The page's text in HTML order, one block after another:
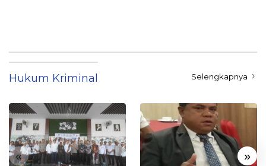
Hukum Kriminal Selengkapnya
« »